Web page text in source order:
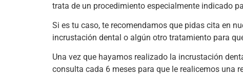
trata de un procedimiento especialmente indicado
Si es tu caso, te recomendamos que pidas cita en
incrustación dental o algún otro tratamiento para
Una vez que hayamos realizado la incrustación
consulta cada 6 meses para que le realicemos una